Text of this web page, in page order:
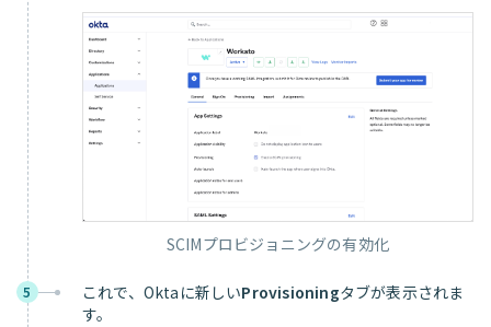
SCIMプロビジョニングの有効化
5 これで、Oktaに新しいProvisioningタブが表示されま
す。